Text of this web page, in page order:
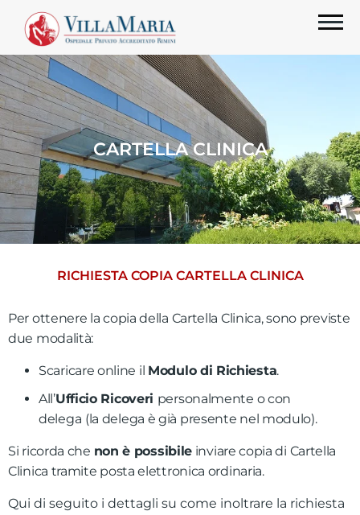
CARTELLA CLINICA
RICHIESTA COPIA CARTELLA CLINICA
Per ottenere la copia della Cartella Clinica, sono previste
due modalità:
Scaricare online il Modulo di Richiesta.
All’Ufficio Ricoveri personalmente o con
delega (la delega è già presente nel modulo).
Si ricorda che non è possibile inviare copia di Cartella
Clinica tramite posta elettronica ordinaria.
Qui di seguito i dettagli su come inoltrare la richiesta